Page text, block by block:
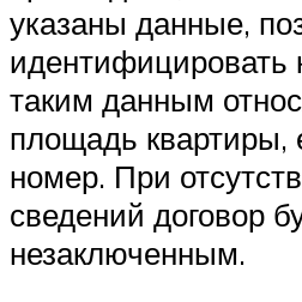
указаны данные,
идентифицировать
таким данным
площадь квартиры,
номер. При
сведений договор
незаключенным.